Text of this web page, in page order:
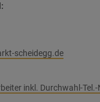
scheidegg.de
inkl. Durchwahl-Tel.-